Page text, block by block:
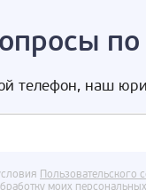
телефон, наш
Пользовательского
моих